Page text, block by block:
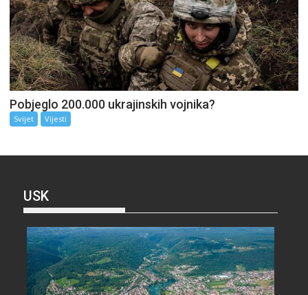
Pobjeglo 200.000 ukrajinskih vojnika?
Svijet Vijesti
USK